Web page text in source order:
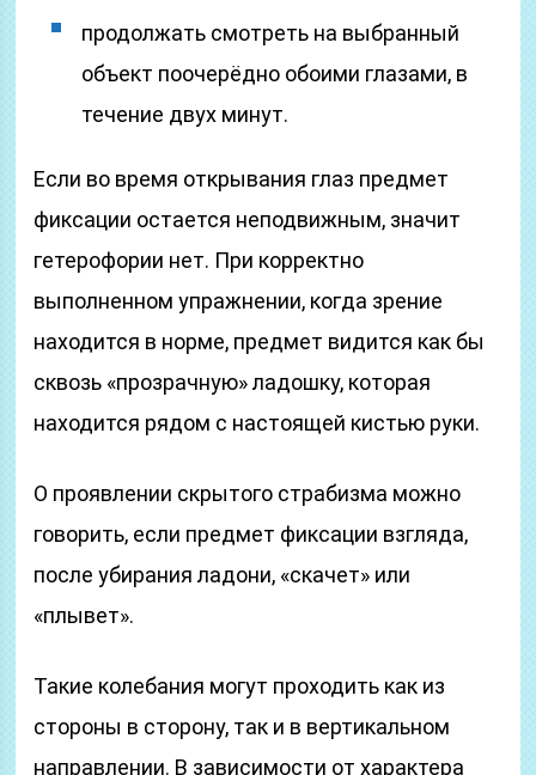
продолжать смотреть на выбранный
объект поочерёдно обоими глазами, в
течение двух минут.
Если во время открывания глаз предмет
фиксации остается неподвижным, значит
гетерофории нет. При корректно
выполненном упражнении, когда зрение
находится в норме, предмет видится как бы
сквозь «прозрачную» ладошку, которая
находится рядом с настоящей кистью руки.
О проявлении скрытого страбизма можно
говорить, если предмет фиксации взгляда,
после убирания ладони, «скачет» или
«плывет».
Такие колебания могут проходить как из
стороны в сторону, так и в вертикальном
направлении. В зависимости от характера